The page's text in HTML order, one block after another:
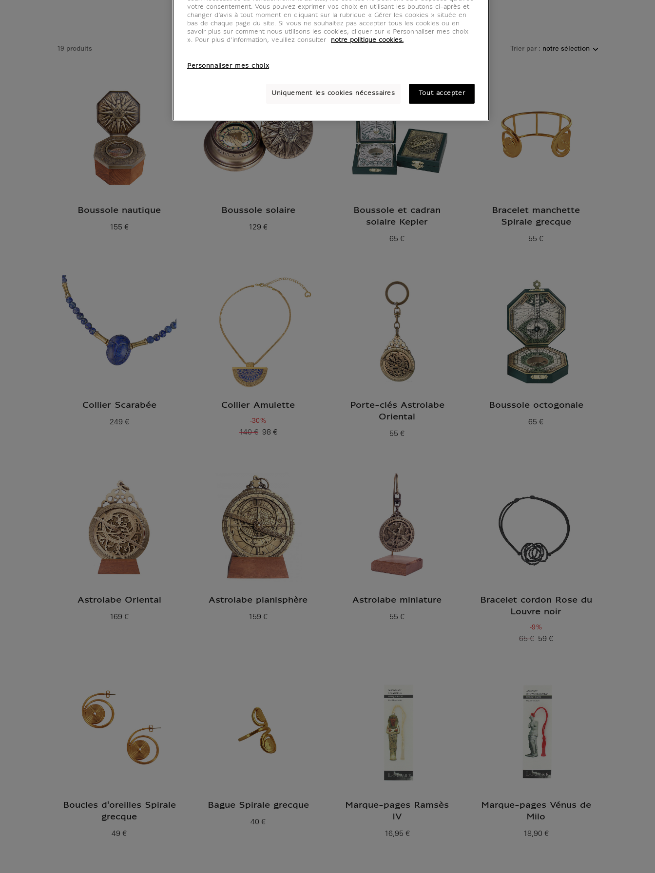
19 produits Trier par :
Boussole nautique
Prix ​​actuel
155 €
Boussole solaire
Prix ​​actuel
129 €
Boussole et cadran
solaire Kepler
Prix ​​actuel
65 €
Bracelet manchette
Spirale grecque
Prix ​​actuel
55 €
Collier Scarabée
Prix ​​actuel
249 €
Collier Amulette
-30%
Prix ​​actuel
98 €
Ancien prix
140 €
Porte-clés Astrolabe
Oriental
Prix ​​actuel
55 €
Boussole octogonale
Prix ​​actuel
65 €
Astrolabe Oriental
Prix ​​actuel
169 €
Astrolabe planisphère
Prix ​​actuel
159 €
Astrolabe miniature
Prix ​​actuel
55 €
Bracelet cordon Rose du
Louvre noir
-9%
Prix ​​actuel
59 €
Ancien prix
65 €
Boucles d'oreilles Spirale
grecque
Prix ​​actuel
49 €
Bague Spirale grecque
Prix ​​actuel
40 €
Marque-pages Ramsès
IV
Prix ​​actuel
16,95 €
Marque-pages Vénus de
Milo
Prix ​​actuel
18,90 €
votre consentement. Vous pouvez exprimer vos choix en utilisant les boutons ci-après et
changer d’avis à tout moment en cliquant sur la rubrique « Gérer les cookies » située en
bas de chaque page du site. Si vous ne souhaitez pas accepter tous les cookies ou en
savoir plus sur comment nous utilisons les cookies, cliquer sur « Personnaliser mes choix
». Pour plus d’information, veuillez consulter
notre politique cookies.
Personnaliser mes choix
Uniquement les cookies nécessaires Tout accepter